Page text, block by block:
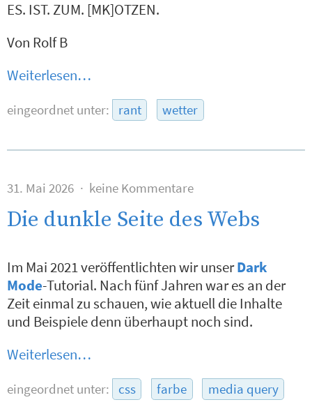
ES. IST. ZUM. [MK]OTZEN.
Von Rolf B
Weiterlesen…
eingeordnet unter: rant wetter
31. Mai 2026 keine Kommentare
Die dunkle Seite des Webs
Im Mai 2021 veröffentlichten wir unserDark
Mode-Tutorial. Nach fünf Jahren war es an der
Zeit einmal zu schauen, wie aktuell die Inhalte
und Beispiele denn überhaupt noch sind.
Weiterlesen…
eingeordnet unter: css farbe media query